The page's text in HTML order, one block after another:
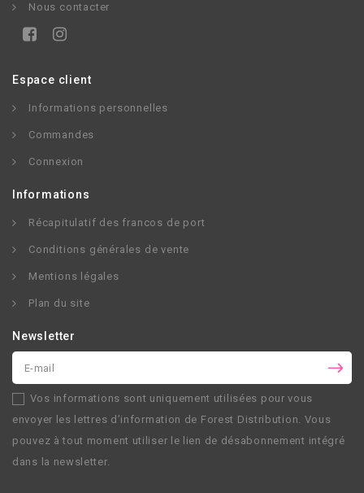
Nous contacter
Espace client
Informations personnelles
Commandes
Connexion
Informations
Récapitulatif des francos de port
Conditions générales de vente
Mentions légales
Plan du site
Newsletter
Vos informations sont uniquement utilisées pour vous
envoyer les lettres d’information de Forest Distribution. Vous
pouvez à tout moment utiliser le lien de désabonnement intégré
dans la newsletter.